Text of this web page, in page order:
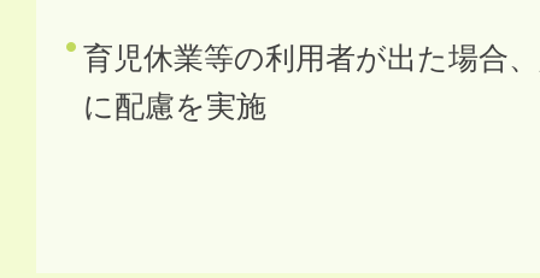
育児休業等の利用者が出た場合
に配慮を実施